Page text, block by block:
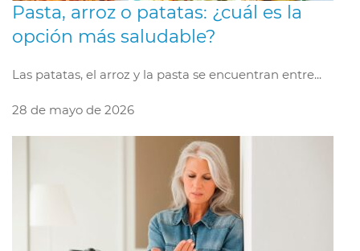
Pasta, arroz o patatas: ¿cuál es la
opción más saludable?
Las patatas, el arroz y la pasta se encuentran entre...
28 de mayo de 2026